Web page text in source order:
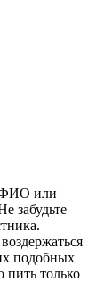
ФИО или
забудьте
подобных
пить только